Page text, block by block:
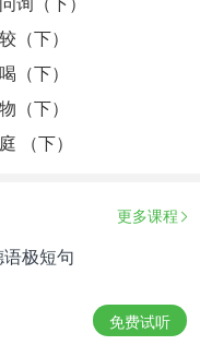
教程初级I》，仅
途。
时，请联系我们，
初级德语
（下）
（下）
（下）
（下）
更多课程
极短句
免费试听